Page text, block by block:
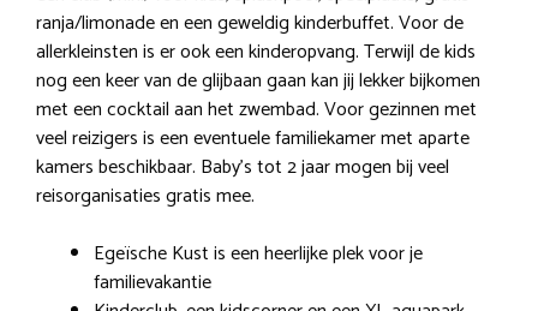
ranja/limonade en een geweldig kinderbuffet. Voor de
allerkleinsten is er ook een kinderopvang. Terwijl de kids
nog een keer van de glijbaan gaan kan jij lekker bijkomen
met een cocktail aan het zwembad. Voor gezinnen met
veel reizigers is een eventuele familiekamer met aparte
kamers beschikbaar. Baby’s tot 2 jaar mogen bij veel
reisorganisaties gratis mee.
Egeïsche Kust is een heerlijke plek voor je
familievakantie